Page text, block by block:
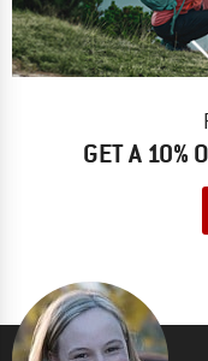
GET A 10%